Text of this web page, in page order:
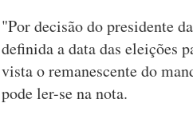
"Por decisão do presidente
definida a data das eleições
vista o remanescente do
pode ler-se na nota.